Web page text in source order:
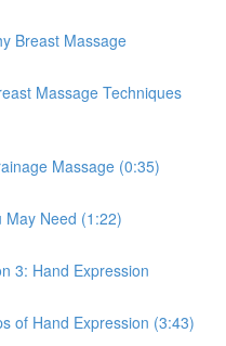
Breast Massage
Massage Techniques
Massage (0:35)
May Need (1:22)
3: Hand Expression
of Hand Expression (3:43)